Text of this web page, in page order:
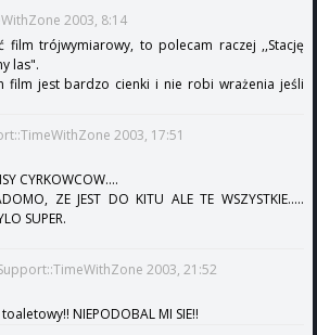
2003, 8:14
film trójwymiarowy, to polecam raczej ,,Stację
las".
film jest bardzo cienki i nie robi wrażenia jeśli
2003, 17:51
CYRKOWCOW....
ZE JEST DO KITU ALE TE WSZYSTKIE.....
SUPER.
2003, 21:52
NIEPODOBAL MI SIE!!